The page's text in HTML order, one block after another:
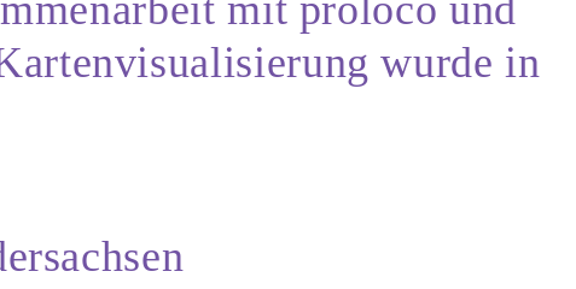
wurde in